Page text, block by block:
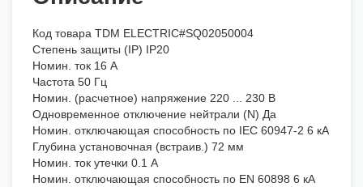
Код товара TDM ELECTRIC#SQ02050004
Степень защиты (IP) IP20
Номин. ток 16 А
Частота 50 Гц
Номин. (расчетное) напряжение 220 ... 230 В
Одновременное отключение нейтрали (N) Да
Номин. отключающая способность по IEC 60947-2 6 кА
Глубина установочная (встраив.) 72 мм
Номин. ток утечки 0.1 А
Номин. отключающая способность по EN 60898 6 кА